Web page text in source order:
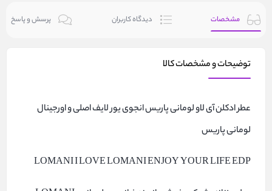
مشخصات دیدگاه کاربران پرسش و پاسخ
توضیحات و مشخصات کالا
عطر ادکلن آی لاو لومانی پاریس انجوی یور لایف اصلی و اورجینال
لومانی پاریس
LOMANI I LOVE LOMANI ENJOY YOUR LIFE EDP